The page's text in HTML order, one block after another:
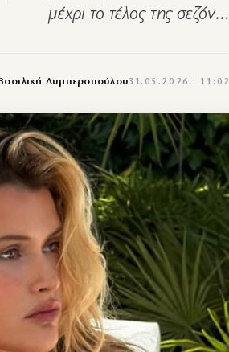
μέχρι το τέλος της σεζόν…
Λυμπεροπούλου31.05.2026 · 11:02